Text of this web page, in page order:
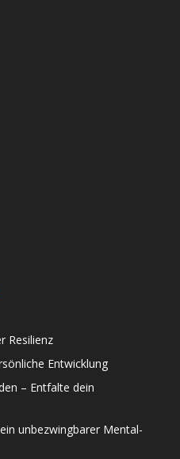
Resilienz
Entwicklung
– Entfalte dein
unbezwingbarer Mental-